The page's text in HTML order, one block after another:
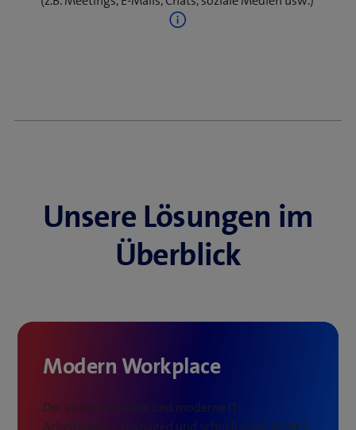
Unsere Lösungen im
Überblick
Modern Workplace
Der sichere, flexible und moderne IT-
Arbeitsplatz – managed und schnell eingerichtet.